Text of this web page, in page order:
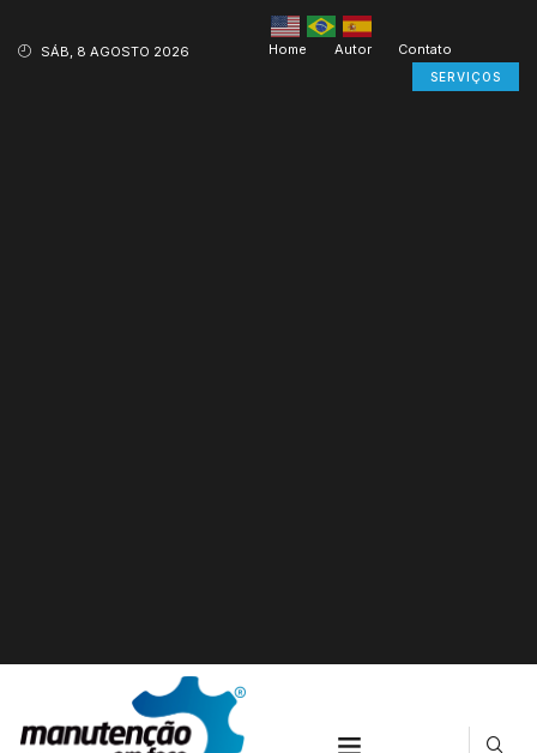
SÁB, 8 AGOSTO 2026 Home Autor Contato
SERVIÇOS